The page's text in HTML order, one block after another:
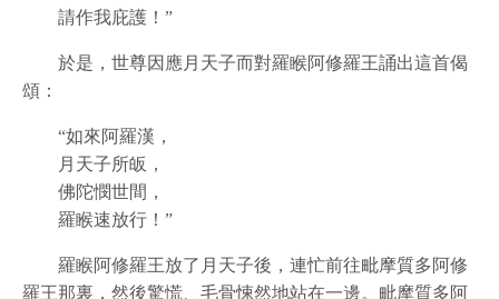
請作我庇護！”
於是，世尊因應月天子而對羅睺阿修羅王誦出這首偈
頌：
“如來阿羅漢，
月天子所皈，
佛陀憫世間，
羅睺速放行！”
羅睺阿修羅王放了月天子後，連忙前往毗摩質多阿修
羅王那裏，然後驚慌、毛骨悚然地站在一邊。毗摩質多阿